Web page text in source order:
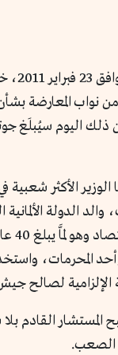
في
المعارضة بشأن
ذلك اليوم سيُبلَغ
الدولة الألمانية
المحرمات،
الإلزامية لصالح
المستشار القادم
الصعب.